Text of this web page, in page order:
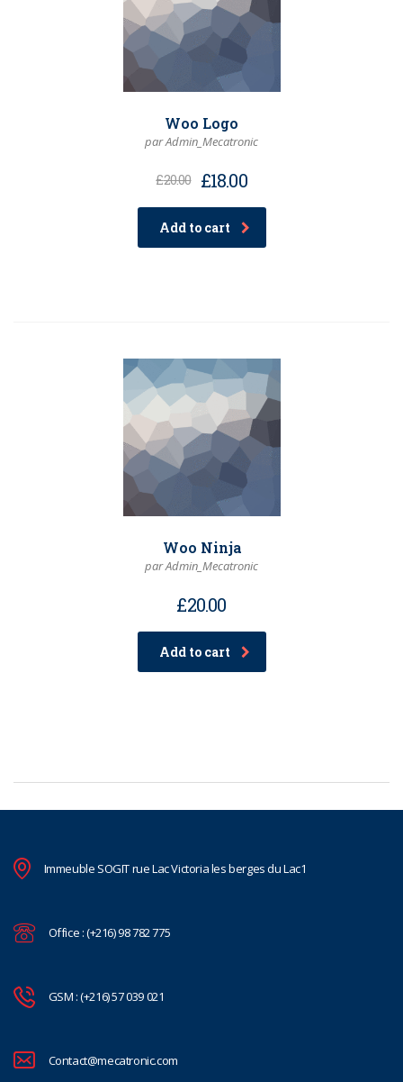
Woo Logo
par Admin_Mecatronic
£20.00 £18.00
Add to cart
Woo Ninja
par Admin_Mecatronic
£20.00
Add to cart
Immeuble SOGIT rue Lac Victoria les berges du Lac1
Office : (+216) 98 782 775
GSM : (+216) 57 039 021
Contact@mecatronic.com